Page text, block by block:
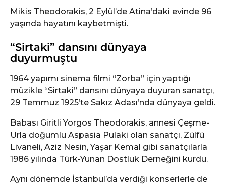
Mikis Theodorakis, 2 Eylül’de Atina’daki evinde 96
yaşında hayatını kaybetmişti.
“Sirtaki” dansını dünyaya
duyurmuştu
1964 yapımı sinema filmi “Zorba” için yaptığı
müzikle “Sirtaki” dansını dünyaya duyuran sanatçı,
29 Temmuz 1925’te Sakız Adası’nda dünyaya geldi.
Babası Giritli Yorgos Theodorakis, annesi Çeşme-
Urla doğumlu Aspasia Pulaki olan sanatçı, Zülfü
Livaneli, Aziz Nesin, Yaşar Kemal gibi sanatçılarla
1986 yılında Türk-Yunan Dostluk Derneğini kurdu.
Aynı dönemde İstanbul’da verdiği konserlerle de